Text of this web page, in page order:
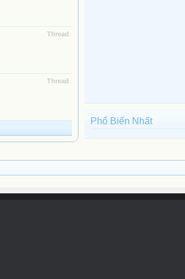
Thread
Thread
Phổ Biến Nhất